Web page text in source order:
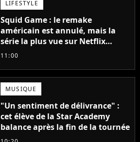
LIFESTYLE
Squid Game : le remake
américain est annulé, mais la
série la plus vue sur Netflix
pourrait avoir une version
11:00
MUSIQUE
"Un sentiment de délivrance" :
cet élève de la Star Academy
balance après la fin de la tournée